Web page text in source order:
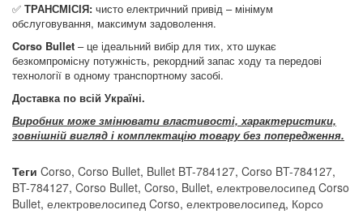
✅ ТРАНСМІСІЯ: чисто електричний привід – мінімум
обслуговування, максимум задоволення.
Corso Bullet – це ідеальний вибір для тих, хто шукає
безкомпромісну потужність, рекордний запас ходу та передові
технології в одному транспортному засобі.
Доставка по всій Україні.
Виробник може змінювати властивості, характеристики,
зовнішній вигляд і комплектацію товару без попередження.
Теги Corso, Corso Bullet, Bullet BT-784127, Corso BT-784127,
BT-784127, Corso Bullet, Corso, Bullet, електровелосипед Corso
Bullet, електровелосипед Corso, електровелосипед, Корсо